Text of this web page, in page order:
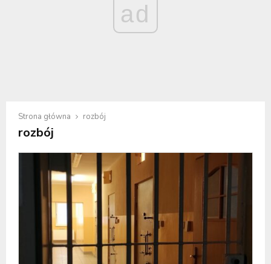
ad
Strona główna rozbój
rozbój